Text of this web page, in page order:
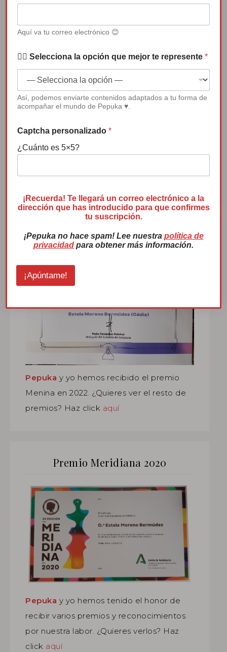
quite la sonrisa”
Reproductor
de
Premio Menina 2022
Pepuka y yo hemos recibido el premio
Menina en 2022. ¿Quieres ver el resto de
premios? Haz click aquí
Premio Meridiana 2020
Pepuka y yo hemos tenido el honor de
recibir varios premios y reconocimientos
por nuestra labor. ¿Quieres verlos? Haz
click aquí
n
e
tAquí va tu correo electrónico 😊
✍🏻 Selecciona la opción que mejor te represente*
Así, podemos enviarte contenidos adaptados a tu forma de
acompañar el mundo de Pepuka ♥.
Captcha personalizado*
¿Cuánto es 5×5?
¡Recuerda! Te llegará un correo electrónico a la
dirección que has introducido para que confirmes
tu suscripción.
¡Pepuka no hace spam! Lee nuestra política de
privacidad para obtener más información.
¡Apúntame!